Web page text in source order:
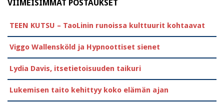
VIIMEISIMMÄT POSTAUKSET
TEEN KUTSU – TaoLinin runoissa kulttuurit kohtaavat
Viggo Wallensköld ja Hypnoottiset sienet
Lydia Davis, itsetietoisuuden taikuri
Lukemisen taito kehittyy koko elämän ajan